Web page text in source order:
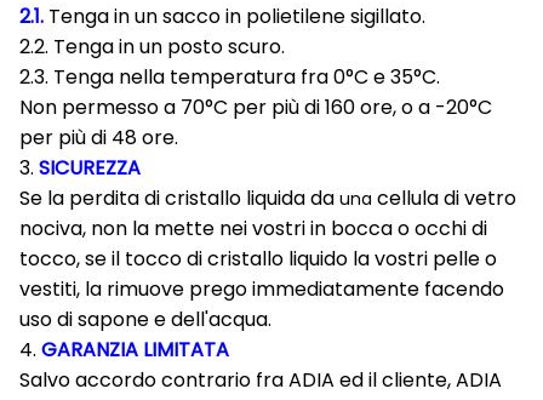
2.1. Tenga in un sacco in polietilene sigillato.
2.2. Tenga in un posto scuro.
2.3. Tenga nella temperatura fra 0°C e 35°C.
Non permesso a 70°C per più di 160 ore, o a -20°C
per più di 48 ore.
3. SICUREZZA
Se la perdita di cristallo liquida da una cellula di vetro
nociva, non la mette nei vostri in bocca o occhi di
tocco, se il tocco di cristallo liquido la vostri pelle o
vestiti, la rimuove prego immediatamente facendo
uso di sapone e dell'acqua.
4. GARANZIA LIMITATA
Salvo accordo contrario fra ADIA ed il cliente, ADIA